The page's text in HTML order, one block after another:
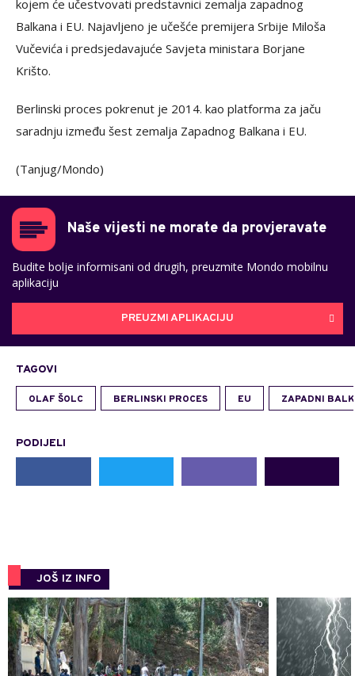
kojem će učestvovati predstavnici zemalja zapadnog
Balkana i EU. Najavljeno je učešće premijera Srbije Miloša
Vučevića i predsjedavajuće Savjeta ministara Borjane
Krišto.
Berlinski proces pokrenut je 2014. kao platforma za jaču
saradnju između šest zemalja Zapadnog Balkana i EU.
(Tanjug/Mondo)
Naše vijesti ne morate da provjeravate
Budite bolje informisani od drugih, preuzmite Mondo mobilnu
aplikaciju
PREUZMI APLIKACIJU
TAGOVI
OLAF ŠOLC BERLINSKI PROCES EU ZAPADNI
PODIJELI
JOŠ IZ INFO
0